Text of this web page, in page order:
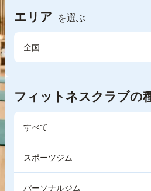
エリア を選ぶ
全国
フィットネスクラブの
すべて
スポーツジム
パーソナルジム